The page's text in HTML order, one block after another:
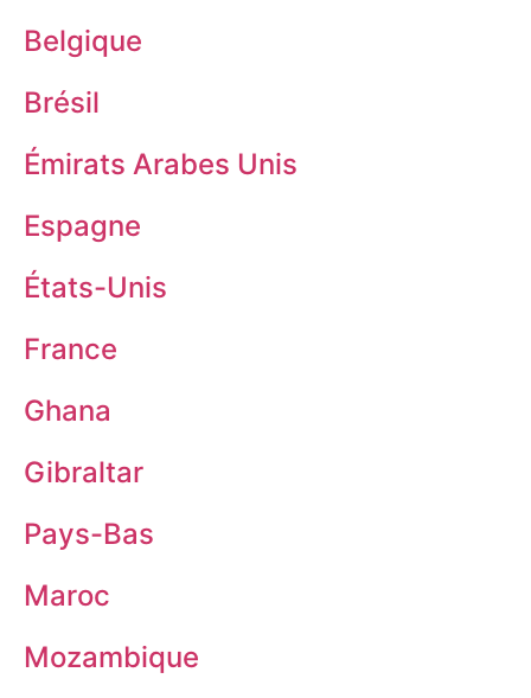
Belgique
Brésil
Émirats Arabes Unis
Espagne
États-Unis
France
Ghana
Gibraltar
Pays-Bas
Maroc
Mozambique